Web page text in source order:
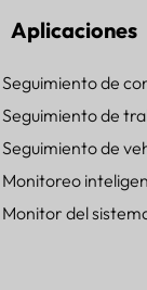
Aplicaciones
Seguimiento de
Seguimiento de
Seguimiento de
Monitoreo
Monitor del